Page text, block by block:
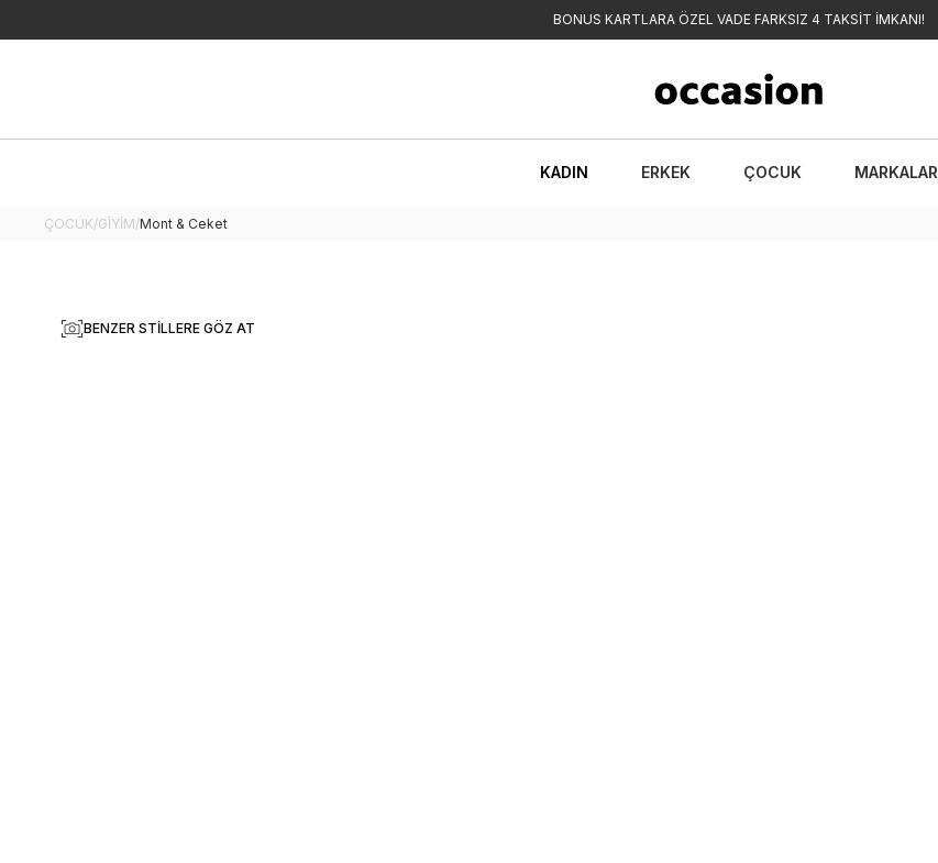
BONUS KARTLARA ÖZEL VADE FARKSIZ 4 TAKSİT İMKANI!
KADIN ERKEK ÇOCUK MARKALAR
ÇOCUK/GİYİM/Mont & Ceket
BENZER STILLERE GÖZ AT